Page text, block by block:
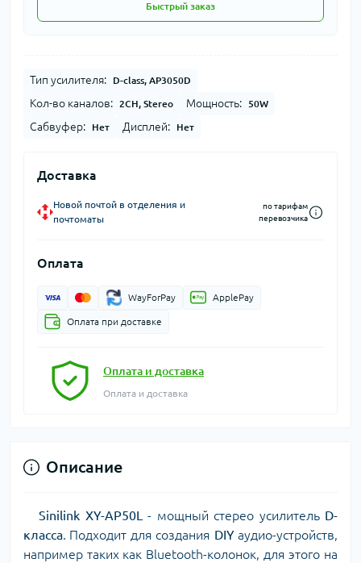
Быстрый заказ
Тип усилителя: D-class, AP3050D
Кол-во каналов: 2CH, Stereo Мощность: 50W
Сабвуфер: Нет Дисплей: Нет
Доставка
Новой почтой в отделения и
почтоматы
по тарифам
перевозчика
Оплата
WayForPay ApplePay
Оплата при доставке
Оплата и доставка
Оплата и доставка
Описание
Sinilink XY-AP50L - мощный стерео усилитель D-
класса. Подходит для создания DIYаудио-устройств,
например таких как Bluetooth-колонок, для этого на